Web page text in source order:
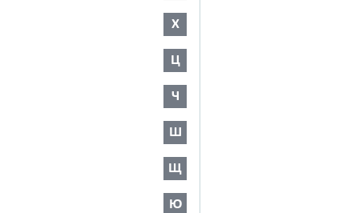
Х
Ц
Ч
Ш
Щ
Ю